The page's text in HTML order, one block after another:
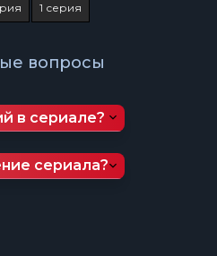
1 серия
вопросы
в сериале?
сериала?